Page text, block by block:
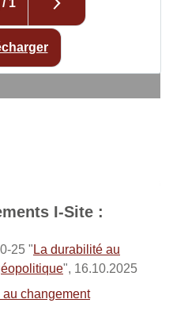
/ 1
I-Site :
25 "La durabilité au
", 16.10.2025
au changement